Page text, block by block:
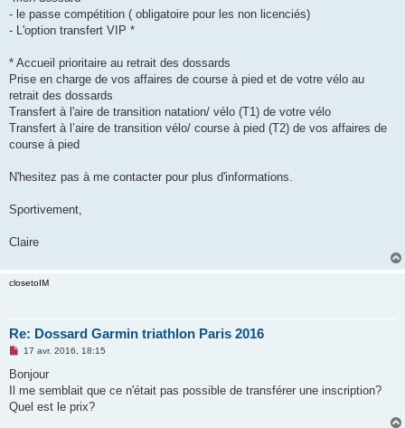
g
n
l
u
- le passe compétition ( obligatoire pour les non licenciés)
- L'option transfert VIP *
* Accueil prioritaire au retrait des dossards
Prise en charge de vos affaires de course à pied et de votre vélo au
retrait des dossards
Transfert à l'aire de transition natation/ vélo (T1) de votre vélo
Transfert à l’aire de transition vélo/ course à pied (T2) de vos affaires de
course à pied
N'hesitez pas à me contacter pour plus d'informations.
Sportivement,
Claire
closetoIM
Re: Dossard Garmin triathlon Paris 2016
M
s
a
g
17 avr. 2016, 18:15
Bonjour
Il me semblait que ce n'était pas possible de transférer une inscription?
Quel est le prix?